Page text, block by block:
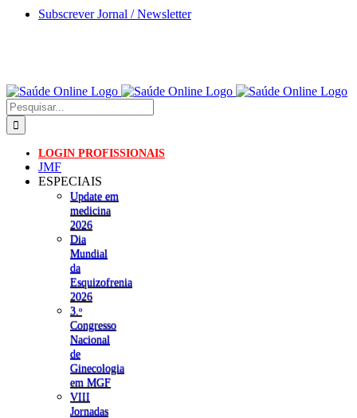
Skip
Subscrever Jornal / Newsletter
Pesquisar
LOGIN PROFISSIONAIS
JMF
ESPECIAIS
Update em
medicina
2026
Dia
Mundial
da
Esquizofrenia
2026
3.ᵒ
Congresso
Nacional
de
Ginecologia
em MGF
VIII
Jornadas